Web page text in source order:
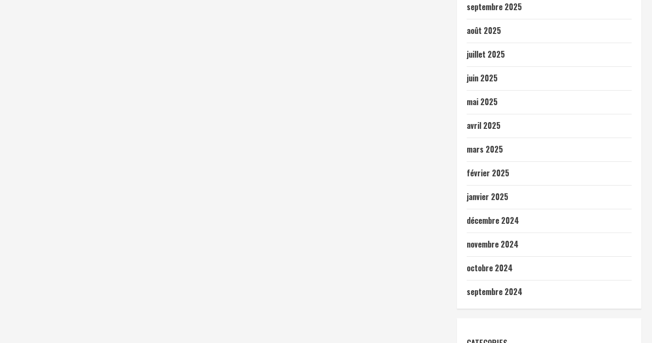
septembre 2025
août 2025
juillet 2025
juin 2025
mai 2025
avril 2025
mars 2025
février 2025
janvier 2025
décembre 2024
novembre 2024
octobre 2024
septembre 2024